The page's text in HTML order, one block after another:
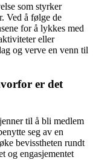
som styrker
Ved å følge de
for å lykkes med
eller
og verve en venn til
er det
til å bli medlem
seg av en
bevisstheten rundt
og engasjementet